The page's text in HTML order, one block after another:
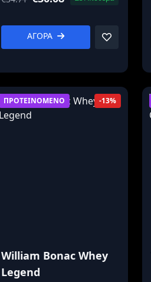
ΑΓΟΡΑ
ΠΡΟΤΕΙΝΟΜΕΝΟ -13%
William Bonac Whey
Legend